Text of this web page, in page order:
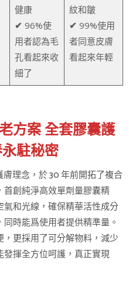
健康
✔ 96%使
用者認為毛
孔看起來收
細了
紋和皺
✔ 99%使用
者同意皮膚
看起來年輕
方案 全套膠囊護
駐秘密
理念，於 30 年前開拓了複合
創純淨高效單劑量膠囊精
和光線，確保精華活性成分
時能爲使用者提供精準量。
更採用了可分解物料，減少
揮全方位呵護，真正實現